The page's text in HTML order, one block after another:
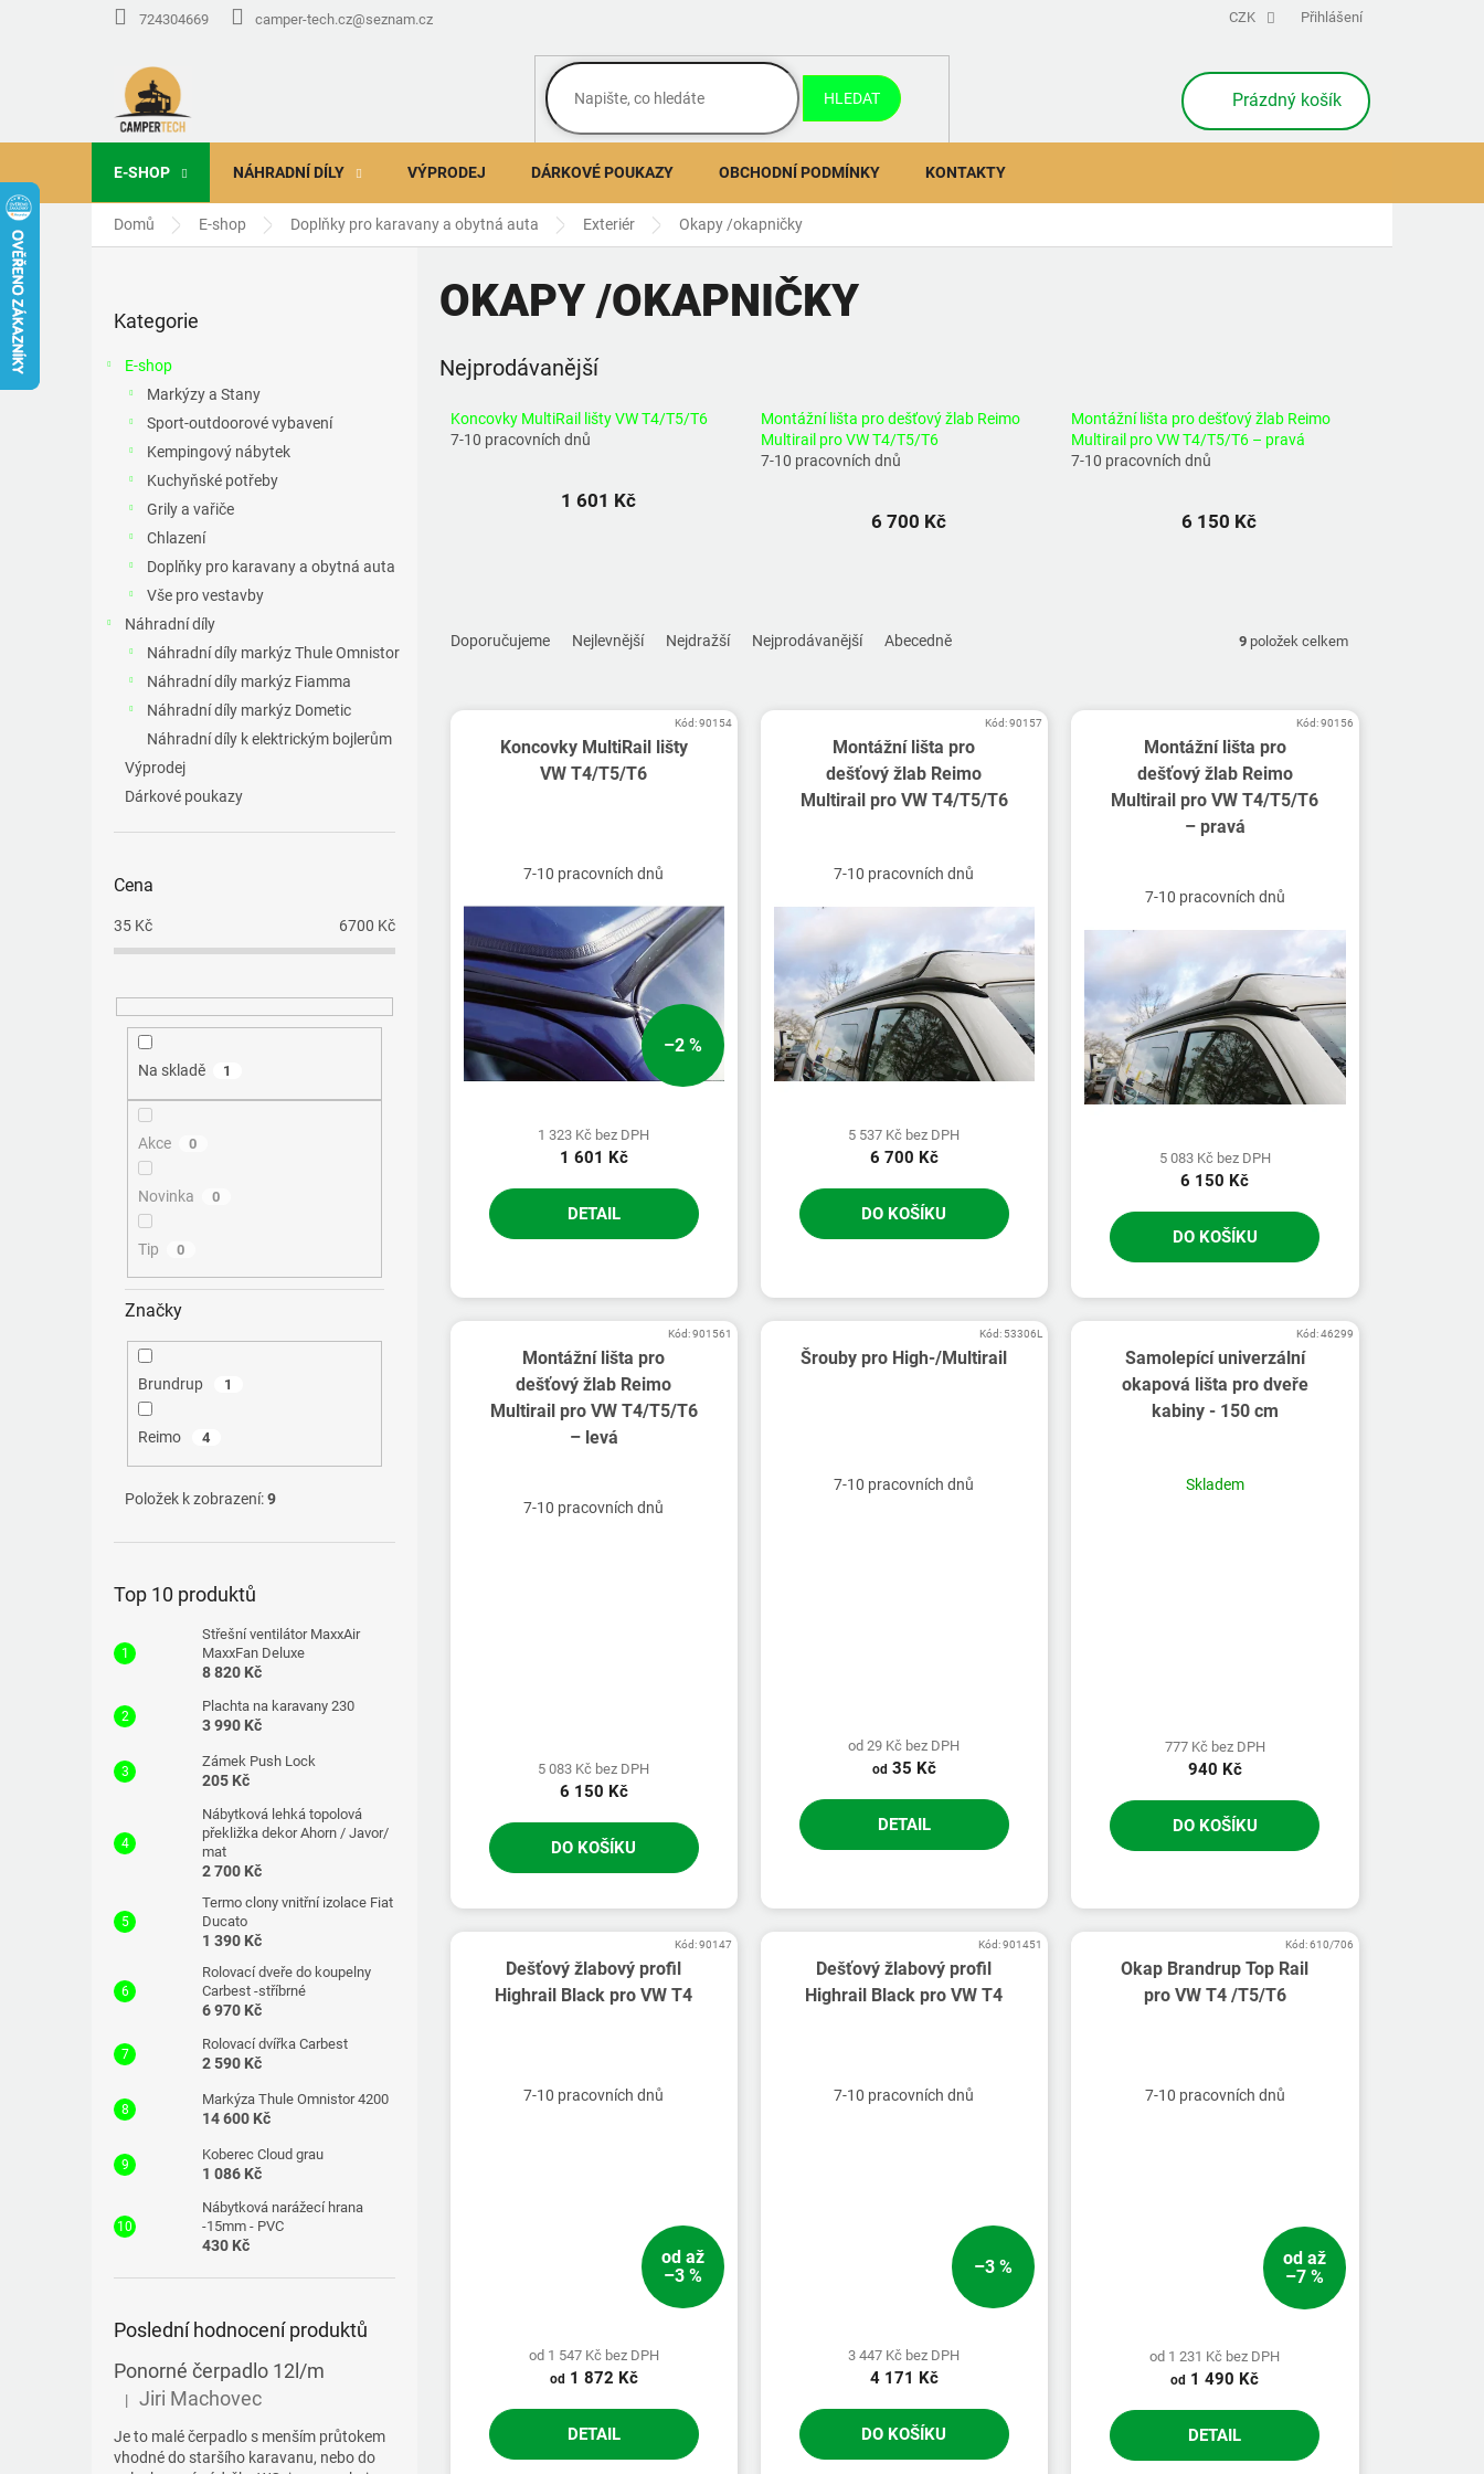
724304669 camper-tech.cz@seznam.cz CZK Přihlášení
HLEDAT
NÁKUPNÍ
KOŠÍK
Prázdný košík
E-SHOP NÁHRADNÍ DÍLY VÝPRODEJ DÁRKOVÉ POUKAZY OBCHODNÍ PODMÍNKY KONTAKTY
Domů E-shop Doplňky pro karavany a obytná auta Exteriér Okapy /okapničky
kategorie
Kategorie
E-shop
Markýzy a Stany
Sport-outdoorové vybavení
Kempingový nábytek
Kuchyňské potřeby
Grily a vařiče
Chlazení
Doplňky pro karavany a obytná auta
Vše pro vestavby
Náhradní díly
Náhradní díly markýz Thule Omnistor
Náhradní díly markýz Fiamma
Náhradní díly markýz Dometic
Náhradní díly k elektrickým bojlerům
Výprodej
Dárkové poukazy
Cena
35 Kč 6700 Kč
Na skladě 1
Akce 0
Novinka 0
Tip 0
Značky
Brundrup 1
Reimo 4
Položek k zobrazení:9
Top 10 produktů
Střešní ventilátor MaxxAir
MaxxFan Deluxe
8 820 Kč
Plachta na karavany 230
3 990 Kč
Zámek Push Lock
205 Kč
Nábytková lehká topolová
překližka dekor Ahorn / Javor/
mat
2 700 Kč
Termo clony vnitřní izolace Fiat
Ducato
1 390 Kč
Rolovací dveře do koupelny
Carbest -stříbrné
6 970 Kč
Rolovací dvířka Carbest
2 590 Kč
Markýza Thule Omnistor 4200
14 600 Kč
Koberec Cloud grau
1 086 Kč
Nábytková narážecí hrana
-15mm - PVC
430 Kč
Poslední hodnocení produktů
Ponorné čerpadlo 12l/m
Hodnocení produktu je 5 z 5 hvězdiček.
| Jiri Machovec
Je to malé čerpadlo s menším průtokem
vhodné do staršího karavanu, nebo do
OKAPY /OKAPNIČKY
Nejprodávanější
Koncovky MultiRail lišty VW T4/T5/T6
7-10 pracovních dnů
1 601 Kč
Montážní lišta pro dešťový žlab Reimo
Multirail pro VW T4/T5/T6
7-10 pracovních dnů
6 700 Kč
Montážní lišta pro dešťový žlab Reimo
Multirail pro VW T4/T5/T6 – pravá
7-10 pracovních dnů
6 150 Kč
Doporučujeme Nejlevnější Nejdražší Nejprodávanější Abecedně 9 položek celkem
Koncovky MultiRail lišty
VW T4/T5/T6
7-10 pracovních dnů
–2 %
1 323 Kč bez DPH
1 601 Kč
DETAIL
Kód:90154
Montážní lišta pro
dešťový žlab Reimo
Multirail pro VW T4/T5/T6
7-10 pracovních dnů
5 537 Kč bez DPH
6 700 Kč
DO KOŠÍKU
Kód:90157
Montážní lišta pro
dešťový žlab Reimo
Multirail pro VW T4/T5/T6
– pravá
7-10 pracovních dnů
5 083 Kč bez DPH
6 150 Kč
DO KOŠÍKU
Kód:90156
Montážní lišta pro
dešťový žlab Reimo
Multirail pro VW T4/T5/T6
– levá
7-10 pracovních dnů
5 083 Kč bez DPH
6 150 Kč
DO KOŠÍKU
Kód:901561
Šrouby pro High-/Multirail
7-10 pracovních dnů
od 29 Kč bez DPH
od 35 Kč
DETAIL
Kód: 53306L
Samolepící univerzální
okapová lišta pro dveře
kabiny - 150 cm
Skladem
777 Kč bez DPH
940 Kč
DO KOŠÍKU
Kód:46299
Dešťový žlabový profil
Highrail Black pro VW T4
7-10 pracovních dnů
od až
–3 %
od 1 547 Kč bez DPH
od 1 872 Kč
DETAIL
Kód:90147
Dešťový žlabový profil
Highrail Black pro VW T4
7-10 pracovních dnů
–3 %
3 447 Kč bez DPH
4 171 Kč
DO KOŠÍKU
Kód:901451
Okap Brandrup Top Rail
pro VW T4 /T5/T6
7-10 pracovních dnů
od až
–7 %
od 1 231 Kč bez DPH
od 1 490 Kč
DETAIL
Kód:610/706